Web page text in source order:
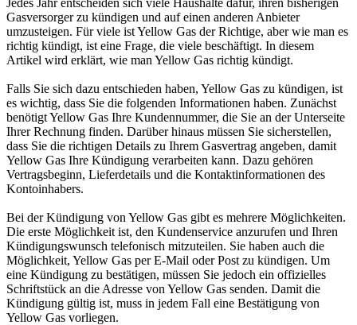
Jedes Jahr entscheiden sich viele Haushalte dafür, ihren bisherigen
Gasversorger zu kündigen und auf einen anderen Anbieter
umzusteigen. Für viele ist Yellow Gas der Richtige, aber wie man es
richtig kündigt, ist eine Frage, die viele beschäftigt. In diesem
Artikel wird erklärt, wie man Yellow Gas richtig kündigt.
Falls Sie sich dazu entschieden haben, Yellow Gas zu kündigen, ist
es wichtig, dass Sie die folgenden Informationen haben. Zunächst
benötigt Yellow Gas Ihre Kundennummer, die Sie an der Unterseite
Ihrer Rechnung finden. Darüber hinaus müssen Sie sicherstellen,
dass Sie die richtigen Details zu Ihrem Gasvertrag angeben, damit
Yellow Gas Ihre Kündigung verarbeiten kann. Dazu gehören
Vertragsbeginn, Lieferdetails und die Kontaktinformationen des
Kontoinhabers.
Bei der Kündigung von Yellow Gas gibt es mehrere Möglichkeiten.
Die erste Möglichkeit ist, den Kundenservice anzurufen und Ihren
Kündigungswunsch telefonisch mitzuteilen. Sie haben auch die
Möglichkeit, Yellow Gas per E-Mail oder Post zu kündigen. Um
eine Kündigung zu bestätigen, müssen Sie jedoch ein offizielles
Schriftstück an die Adresse von Yellow Gas senden. Damit die
Kündigung gültig ist, muss in jedem Fall eine Bestätigung von
Yellow Gas vorliegen.